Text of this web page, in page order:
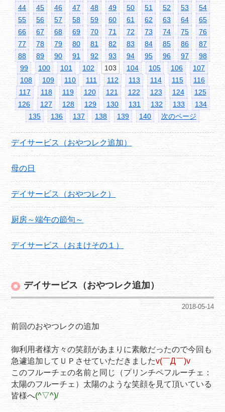
44
45 46 47 48 49 50 51 52 53
54
55
56 57 58 59 60 61 62 63 64
65
66
67 68 69 70 71 72 73 74 75
76
77
78 79 80 81 82 83 84 85 86
87
88
89 90 91 92 93 94 95 96 97
98
99
100 101 102 103 104 105 106
107
108
109 110 111 112 113 114 115
116
117
118 119 120 121 122 123 124
125
126
127 128 129 130 131 132 133
134
135
136 137 138 139 140 次のページ
デイサービス（おやつレク追加）
母の日
デイサービス（おやつレク）
厨房～端午の節句～
デイサービス（おまけその１）
デイサービス（おやつレク追加）
2018-05-14
前回のおやつレクの追加
御利用者様方々の笑顔があまりに素敵だったので今回も
急遽追加してＵＰさせていただきましたv(￣Д￣)v
このフルーチェの名前と同じ（プリンチペフルーチェ：
太陽のフルーチェ）太陽のような笑顔を見て頂いている
皆様へ(^▽^)/